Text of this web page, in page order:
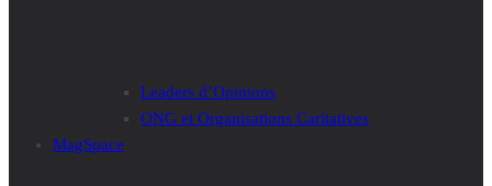
Leaders d’Opinions
ONG et Organisations Caritatives
MagSpace